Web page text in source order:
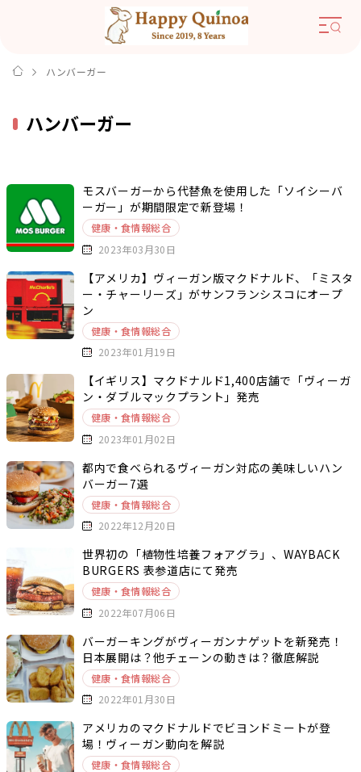
ハンバーガー
ハンバーガー
モスバーガーから代替魚を使用した「ソイシーバ
ーガー」が期間限定で新登場！
健康・食情報総合
2023年03月30日
【アメリカ】ヴィーガン版マクドナルド、「ミスタ
ー・チャーリーズ」がサンフランシスコにオープ
ン
健康・食情報総合
2023年01月19日
【イギリス】マクドナルド1,400店舗で「ヴィーガ
ン・ダブルマックプラント」発売
健康・食情報総合
2023年01月02日
都内で食べられるヴィーガン対応の美味しいハン
バーガー7選
健康・食情報総合
2022年12月20日
世界初の「植物性培養フォアグラ」、WAYBACK
BURGERS 表参道店にて発売
健康・食情報総合
2022年07月06日
バーガーキングがヴィーガンナゲットを新発売！
日本展開は？他チェーンの動きは？徹底解説
健康・食情報総合
2022年01月30日
アメリカのマクドナルドでビヨンドミートが登
場！ヴィーガン動向を解説
健康・食情報総合